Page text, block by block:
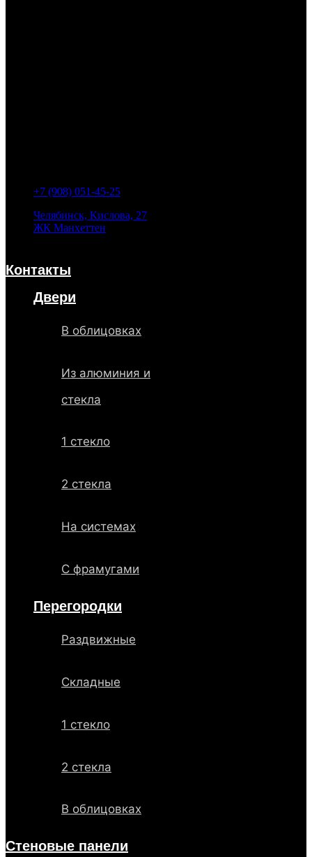
‭+7 (908) 051-45-25‬
Челябинск, Кислова, 27
ЖК Манхеттен
Контакты
Двери
В облицовках
Из алюминия и
стекла
1 стекло
2 стекла
На системах
С фрамугами
Перегородки
Раздвижные
Складные
1 стекло
2 стекла
В облицовках
Стеновые панели